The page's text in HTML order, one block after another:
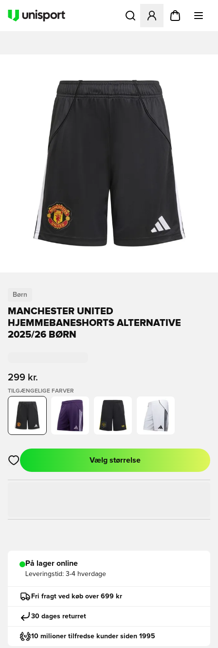
Åbner en Modal til at
Børn
MANCHESTER UNITED
HJEMMEBANESHORTS ALTERNATIVE
2025/26 BØRN
299 kr.
TILGÆNGELIGE FARVER
Åbner en Modal til at logge ind eller tilmelde dig som medlem
Vælg størrelse
På lager online
Leveringstid: 3-4 hverdage
Fri fragt ved køb over 699 kr
30 dages returret
10 milioner tilfredse kunder siden 1995